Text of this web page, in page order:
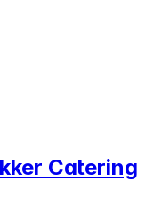
Catering